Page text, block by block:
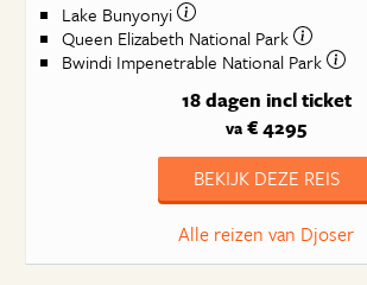
Lake Bunyonyi
Queen Elizabeth National Park
Bwindi Impenetrable National Park
18 dagen incl ticket
va € 4295
BEKIJK DEZE REIS
Alle reizen van Djoser